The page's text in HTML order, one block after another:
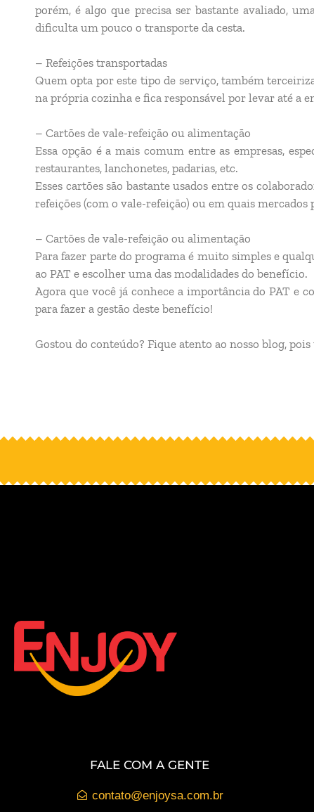
porém, é algo que precisa ser bastante avaliado,
dificulta um pouco o transporte da cesta.
– Refeições transportadas
Quem opta por este tipo de serviço, também
na própria cozinha e fica responsável por levar até a
– Cartões de vale-refeição ou alimentação
Essa opção é a mais comum entre as empresas,
restaurantes, lanchonetes, padarias, etc.
Esses cartões são bastante usados entre os
refeições (com o vale-refeição) ou em quais
– Cartões de vale-refeição ou alimentação
Para fazer parte do programa é muito simples e
ao PAT e escolher uma das modalidades do benefício.
Agora que você já conhece a importância do PAT e
para fazer a gestão deste benefício!
Gostou do conteúdo? Fique atento ao nosso blog,
FALE COM A GENTE
contato@enjoysa.com.br